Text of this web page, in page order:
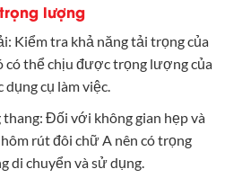
lượng
Kiểm tra khả năng tải trọng của
có thể chịu được trọng lượng của
cụ làm việc.
Đối với không gian hẹp và
rút đôi chữ A nên có trọng
di chuyển và sử dụng.